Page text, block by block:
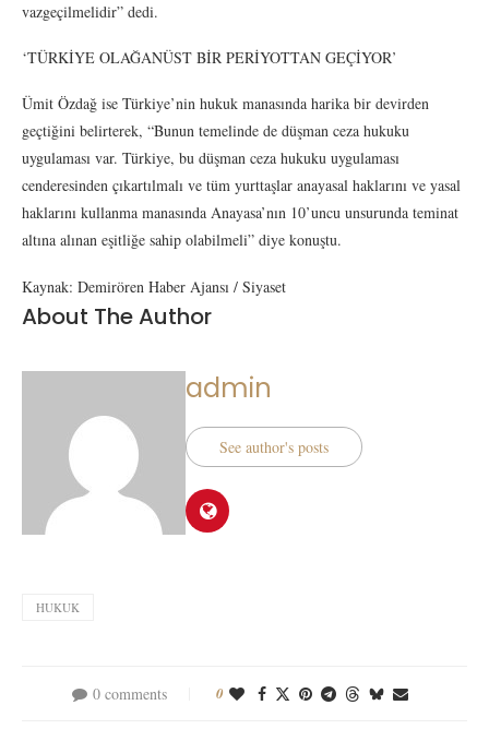
vazgeçilmelidir” dedi.
‘TÜRKİYE OLAĞANÜST BİR PERİYOTTAN GEÇİYOR’
Ümit Özdağ ise Türkiye’nin hukuk manasında harika bir devirden
geçtiğini belirterek, “Bunun temelinde de düşman ceza hukuku
uygulaması var. Türkiye, bu düşman ceza hukuku uygulaması
cenderesinden çıkartılmalı ve tüm yurttaşlar anayasal haklarını ve yasal
haklarını kullanma manasında Anayasa’nın 10’uncu unsurunda teminat
altına alınan eşitliğe sahip olabilmeli” diye konuştu.
Kaynak: Demirören Haber Ajansı / Siyaset
About The Author
admin
See author's posts
HUKUK
0 comments 0